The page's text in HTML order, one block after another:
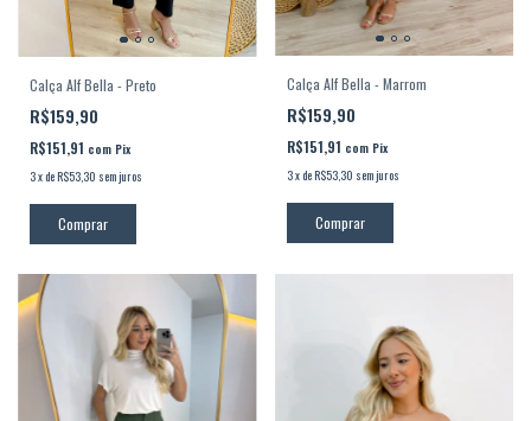
Calça Alf Bella - Preto
R$159,90
R$151,91 com Pix
3xdeR$53,30 sem juros
Comprar
Calça Alf Bella - Marrom
R$159,90
R$151,91 com Pix
3xdeR$53,30 sem juros
Comprar